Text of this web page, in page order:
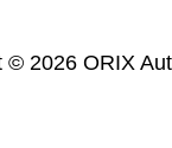
© 2026 ORIX